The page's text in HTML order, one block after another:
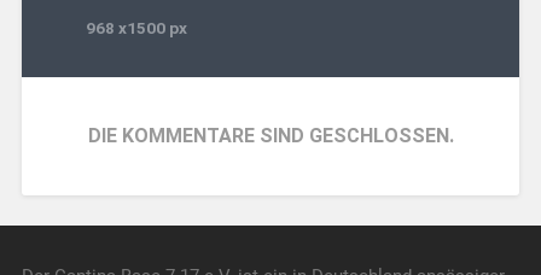
968 x1500 px
DIE KOMMENTARE SIND GESCHLOSSEN.